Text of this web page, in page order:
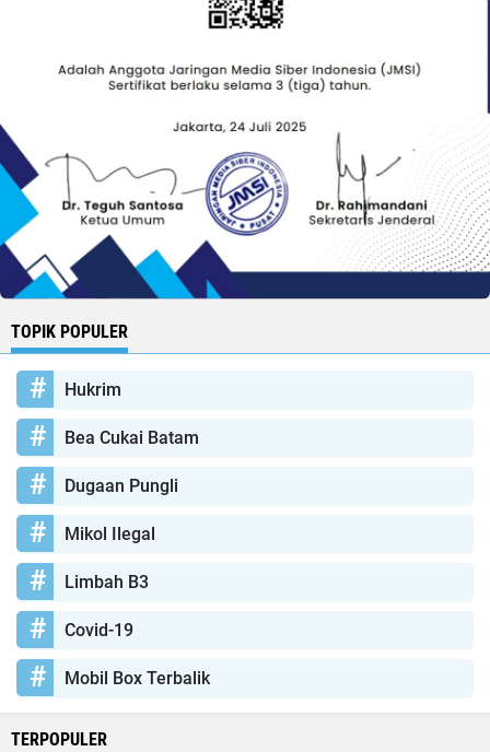
TOPIK POPULER
Hukrim
Bea Cukai Batam
Dugaan Pungli
Mikol Ilegal
Limbah B3
Covid-19
Mobil Box Terbalik
TERPOPULER